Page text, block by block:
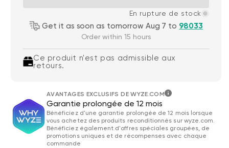
En rupture de stock
Get it as soon as tomorrow Aug 7 to 98033
Order within 15 hours
Ce produit n'est pas admissible aux
retours.
AVANTAGES EXCLUSIFS DE WYZE.COM
Garantie prolongée de 12 mois
Bénéficiez d'une garantie prolongée de 12 mois lorsque
vous achetez des produits reconditionnés sur wyze.com.
Bénéficiez également d'offres spéciales groupées, de
promotions uniques et de récompenses avec chaque
commande